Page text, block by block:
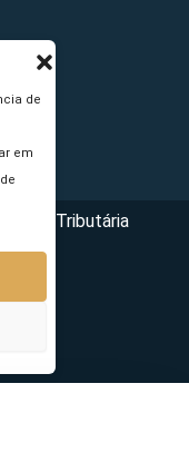
de
em
Tributária